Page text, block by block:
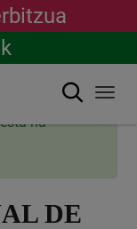
Bilatu
DE
×
ha